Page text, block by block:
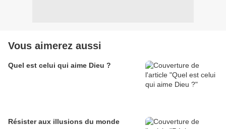
Vous aimerez aussi
Quel est celui qui aime Dieu ?
Résister aux illusions du monde